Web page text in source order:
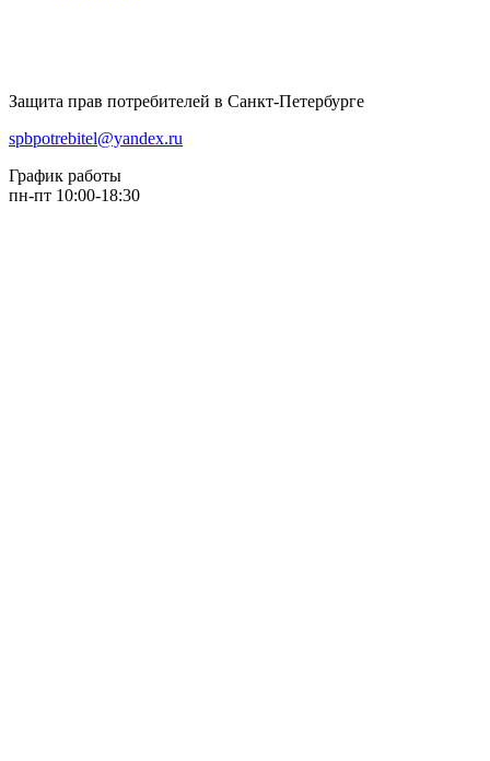
Защита прав потребителей в Санкт-Петербурге
spbpotrebitel@yandex.ru
График работы
пн-пт 10:00-18:30